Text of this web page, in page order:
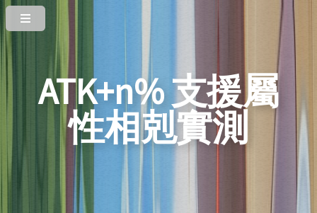
ATK+n% 支援屬
性相剋實測